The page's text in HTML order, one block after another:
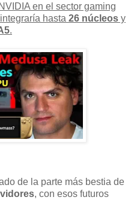
en el sector gaming
hasta 26 núcleos y
.
de la parte más bestia de
, con esos futuros